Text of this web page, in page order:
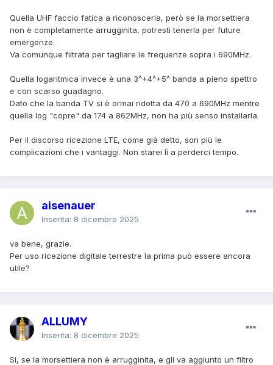
Quella UHF faccio fatica a riconoscerla, però se la morsettiera
non è completamente arrugginita, potresti tenerla per future
emergenze.
Va comunque filtrata per tagliare le frequenze sopra i 690MHz.
Quella logaritmica invece è una 3^+4^+5^ banda a pieno spettro
e con scarso guadagno.
Dato che la banda TV si è ormai ridotta da 470 a 690MHz mentre
quella log "copre" da 174 a 862MHz, non ha più senso installarla.
Per il discorso ricezione LTE, come già detto, son più le
complicazioni che i vantaggi. Non starei lì a perderci tempo.
aisenauer
Inserita: 8 dicembre 2025
va bene, grazie.
Per uso ricezione digitale terrestre la prima può essere ancora
utile?
ALLUMY
Inserita: 8 dicembre 2025
Si, se la morsettiera non è arrugginita, e gli va aggiunto un filtro